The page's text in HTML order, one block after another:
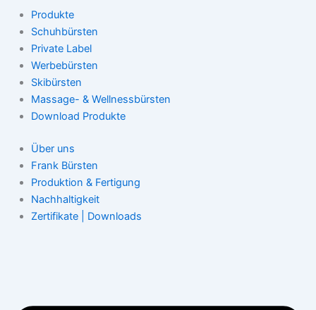
Produkte
Schuhbürsten
Private Label
Werbebürsten
Skibürsten
Massage- & Wellnessbürsten
Download Produkte
Über uns
Frank Bürsten
Produktion & Fertigung
Nachhaltigkeit
Zertifikate | Downloads